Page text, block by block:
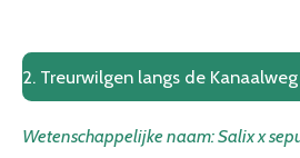
2. Treurwilgen langs de Kanaalweg
Wetenschappelijke naam:Salix x